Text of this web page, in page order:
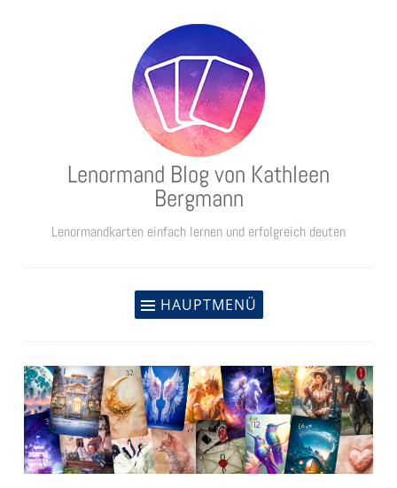
Lenormand Blog von Kathleen
Bergmann
Lenormandkarten einfach lernen und erfolgreich deuten
HAUPTMENÜ